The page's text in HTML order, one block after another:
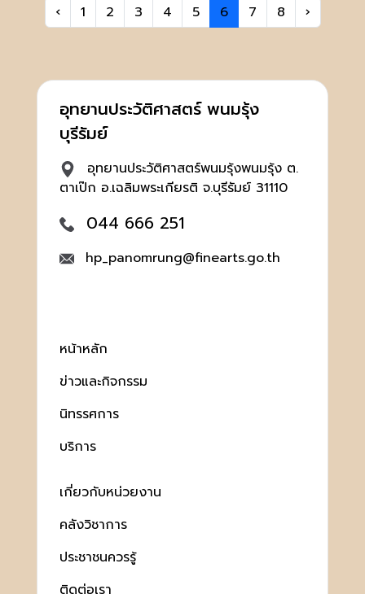
‹ 1 2 3 4 5 6 7 8 ›
อุทยานประวัติศาสตร์ พนมรุ้ง
บุรีรัมย์
อุทยานประวัติศาสตร์พนมรุ้งพนมรุ้ง ต.
ตาเป๊ก อ.เฉลิมพระเกียรติ จ.บุรีรัมย์ 31110
044 666 251
hp_panomrung@finearts.go.th
หน้าหลัก
ข่าวและกิจกรรม
นิทรรศการ
บริการ
เกี่ยวกับหน่วยงาน
คลังวิชาการ
ประชาชนควรรู้
ติดต่อเรา